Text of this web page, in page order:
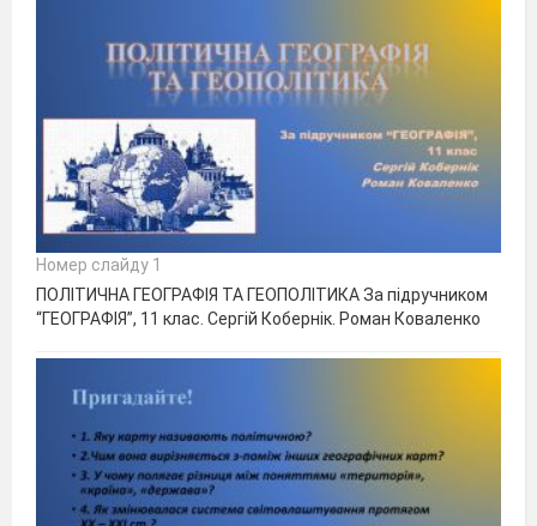
Номер слайду 1
ПОЛІТИЧНА ГЕОГРАФІЯ ТА ГЕОПОЛІТИКА За підручником
“ГЕОГРАФІЯ”, 11 клас. Сергій Кобернік. Роман Коваленко